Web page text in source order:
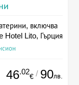
включва
Hotel Lito, Гърция
46.02
€ / 90лв.